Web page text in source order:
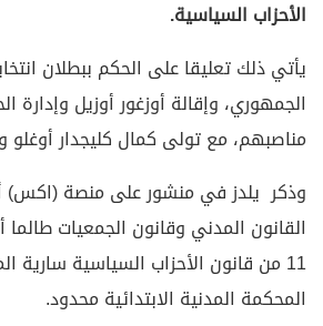
الأحزاب السياسية.
يأتي ذلك تعليقا على الحكم ببطلان
الجمهوري، وإقالة أوزغور أوزيل وإدارة
مناصبهم، مع تولى كمال كليجدار أوغلو
وذكر يلدز في منشور على منصة (اكس)
11 من قانون الأحزاب السياسية
المحكمة المدنية الابتدائية محدود.